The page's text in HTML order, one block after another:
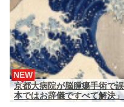
京都大病院が脳腫瘍手術で
本ではお辞儀ですべて解決
NEW